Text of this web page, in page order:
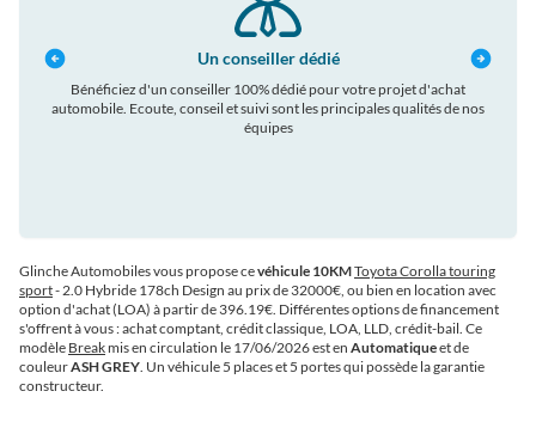
Un conseiller dédié
Bénéficiez d'un conseiller 100% dédié pour votre projet d'achat
automobile. Ecoute, conseil et suivi sont les principales qualités de nos
équipes
Glinche Automobiles vous propose cevéhicule 10KMToyota Corolla touring
sport- 2.0 Hybride 178ch Design au prix de 32000€, ou bien en location avec
option d'achat (LOA) à partir de 396.19€. Différentes options de financement
s'offrent à vous : achat comptant, crédit classique, LOA, LLD, crédit-bail. Ce
modèle Breakmis en circulation le 17/06/2026 est en Automatiqueet de
couleurASH GREY. Un véhicule 5 places et 5 portes qui possède la garantie
constructeur.